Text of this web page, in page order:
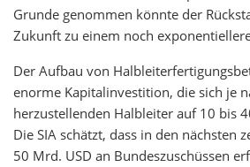
Grunde genommen könnte der
Zukunft zu einem noch
Der Aufbau von
enorme Kapitalinvestition, die sich je
herzustellenden Halbleiter auf 10 bis
Die SIA schätzt, dass in den nächsten
50 Mrd. USD an Bundeszuschüssen